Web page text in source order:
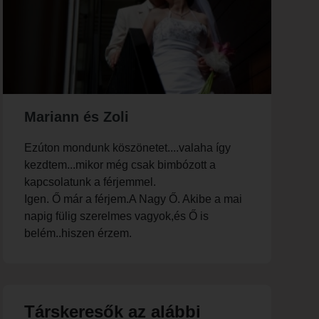
Mariann és Zoli
Ezúton mondunk köszönetet....valaha így
kezdtem...mikor még csak bimbózott a
kapcsolatunk a férjemmel.
Igen. Ő már a férjem.A Nagy Ő. Akibe a mai
napig fülig szerelmes vagyok,és Ő is
belém..hiszen érzem.
Társkeresők az alábbi